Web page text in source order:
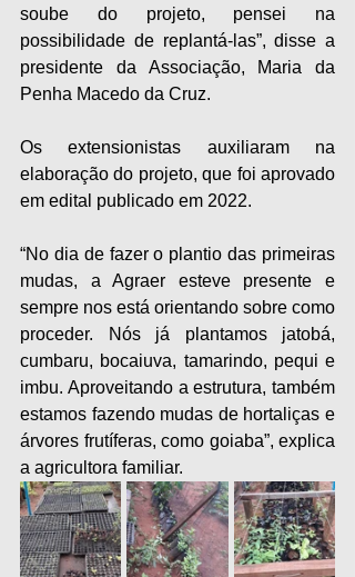
soube do projeto, pensei na
possibilidade de replantá-las”, disse a
presidente da Associação, Maria da
Penha Macedo da Cruz.
Os extensionistas auxiliaram na
elaboração do projeto, que foi aprovado
em edital publicado em 2022.
“No dia de fazer o plantio das primeiras
mudas, a Agraer esteve presente e
sempre nos está orientando sobre como
proceder. Nós já plantamos jatobá,
cumbaru, bocaiuva, tamarindo, pequi e
imbu. Aproveitando a estrutura, também
estamos fazendo mudas de hortaliças e
árvores frutíferas, como goiaba”, explica
a agricultora familiar.